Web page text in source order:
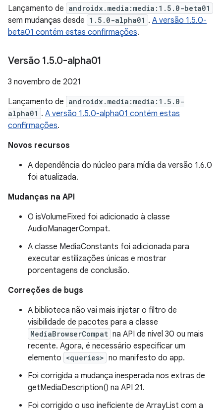
Lançamento de androidx.media:media:1.5.0-beta01
sem mudanças desde 1.5.0-alpha01 . A versão 1.5.0-
beta01 contém estas confirmações.
Versão 1.5.0-alpha01
3 novembro de 2021
Lançamento de androidx.media:media:1.5.0-
alpha01 . A versão 1.5.0-alpha01 contém estas
confirmações.
Novos recursos
A dependência do núcleo para mídia da versão 1.6.0
foi atualizada.
Mudanças na API
O isVolumeFixed foi adicionado à classe
AudioManagerCompat.
A classe MediaConstants foi adicionada para
executar estilizações únicas e mostrar
porcentagens de conclusão.
Correções de bugs
A biblioteca não vai mais injetar o filtro de
visibilidade de pacotes para a classe
MediaBrowserCompat na API de nível 30 ou mais
recente. Agora, é necessário especificar um
elemento <queries> no manifesto do app.
Foi corrigida a mudança inesperada nos extras de
getMediaDescription() na API 21.
Foi corrigido o uso ineficiente de ArrayList com a